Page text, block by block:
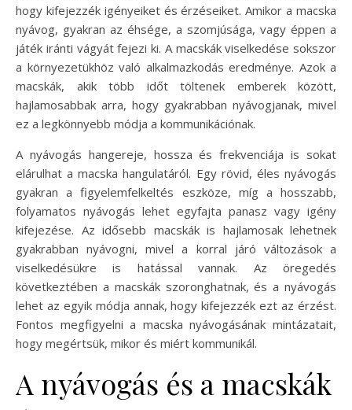
hogy kifejezzék igényeiket és érzéseiket. Amikor a macska
nyávog, gyakran az éhsége, a szomjúsága, vagy éppen a
játék iránti vágyát fejezi ki. A macskák viselkedése sokszor
a környezetükhöz való alkalmazkodás eredménye. Azok a
macskák, akik több időt töltenek emberek között,
hajlamosabbak arra, hogy gyakrabban nyávogjanak, mivel
ez a legkönnyebb módja a kommunikációnak.
A nyávogás hangereje, hossza és frekvenciája is sokat
elárulhat a macska hangulatáról. Egy rövid, éles nyávogás
gyakran a figyelemfelkeltés eszköze, míg a hosszabb,
folyamatos nyávogás lehet egyfajta panasz vagy igény
kifejezése. Az idősebb macskák is hajlamosak lehetnek
gyakrabban nyávogni, mivel a korral járó változások a
viselkedésükre is hatással vannak. Az öregedés
következtében a macskák szoronghatnak, és a nyávogás
lehet az egyik módja annak, hogy kifejezzék ezt az érzést.
Fontos megfigyelni a macska nyávogásának mintázatait,
hogy megértsük, mikor és miért kommunikál.
A nyávogás és a macskák